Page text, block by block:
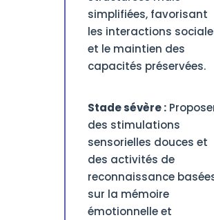
simplifiées, favorisant
les interactions
et le maintien des
capacités préservées.
Stade sévère :
des stimulations
sensorielles douces et
des activités de
reconnaissance
sur la mémoire
émotionnelle et